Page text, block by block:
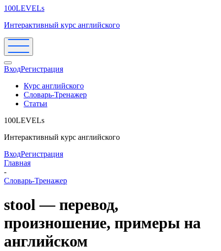
100LEVELs
Интерактивный курс английского
ВходРегистрация
Курс английского
Словарь-Тренажер
Статьи
100LEVELs
Интерактивный курс английского
ВходРегистрация
Главная
-
Словарь-Тренажер
stool — перевод,
произношение, примеры на
английском